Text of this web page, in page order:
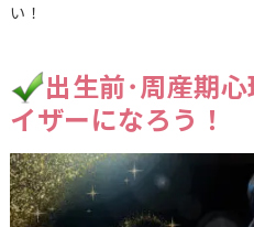
い！
出生前･周産期
イザーになろう！